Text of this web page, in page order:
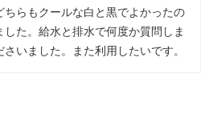
ちらもクールな白と黒でよかったの
た。給水と排水で何度か質問しま
いました。また利用したいです。